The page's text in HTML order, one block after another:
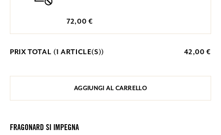
72,00 €
PRIX TOTAL (1 ARTICLE(S)) 42,00 €
AGGIUNGI AL CARRELLO
FRAGONARD SI IMPEGNA